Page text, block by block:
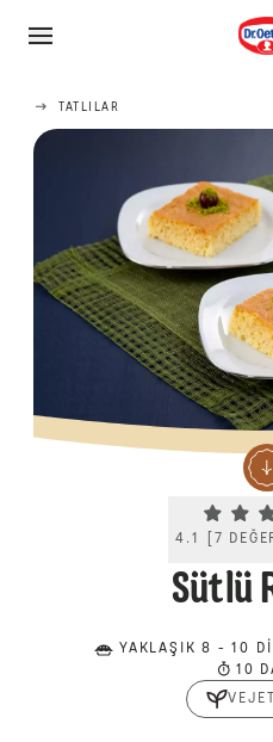
TATLILAR
4.1 7
Sütlü
YAKLAŞIK 8 - 10
10